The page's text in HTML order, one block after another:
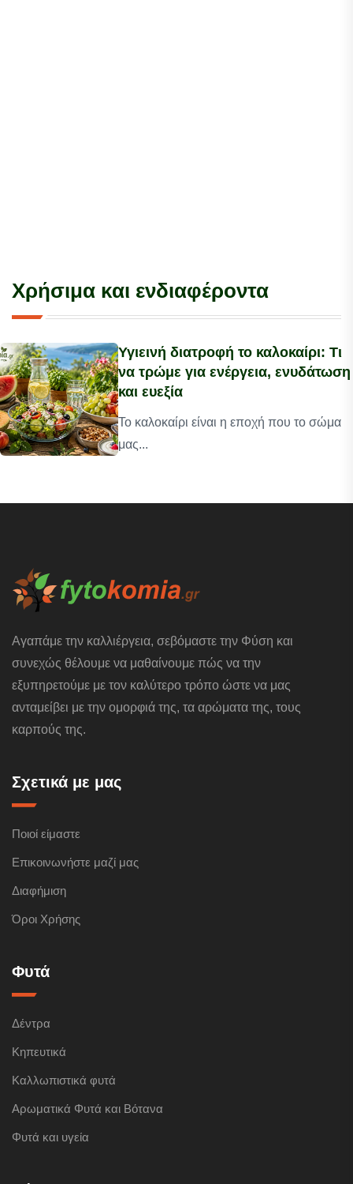
Χρήσιμα και ενδιαφέροντα
Υγιεινή διατροφή το καλοκαίρι: Τι
να τρώμε για ενέργεια, ενυδάτωση
και ευεξία
Το καλοκαίρι είναι η εποχή που το σώμα
μας...
Αγαπάμε την καλλιέργεια, σεβόμαστε την Φύση και
συνεχώς θέλουμε να μαθαίνουμε πώς να την
εξυπηρετούμε με τον καλύτερο τρόπο ώστε να μας
ανταμείβει με την ομορφιά της, τα αρώματα της, τους
καρπούς της.
Σχετικά με μας
Ποιοί είμαστε
Επικοινωνήστε μαζί μας
Διαφήμιση
Όροι Χρήσης
Φυτά
Δέντρα
Κηπευτικά
Καλλωπιστικά φυτά
Αρωματικά Φυτά και Βότανα
Φυτά και υγεία